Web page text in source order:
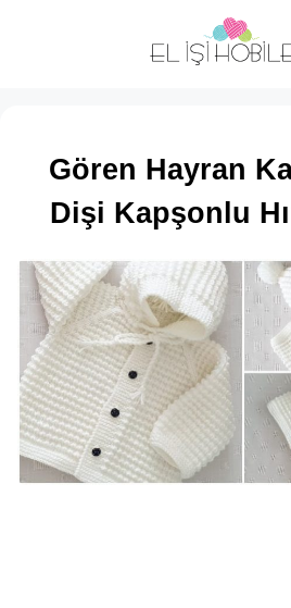
Gören Hayran
Dişi Kapşonlu